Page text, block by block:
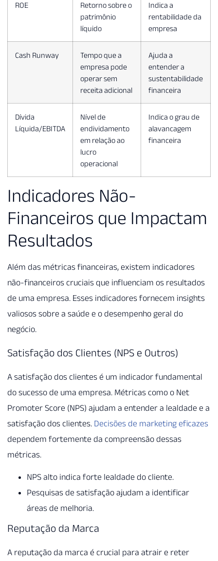
ROE
Retorno sobre o
patrimônio
líquido
Indica a
rentabilidade da
empresa
Cash Runway
Tempo que a
empresa pode
operar sem
receita adicional
Ajuda a
entender a
sustentabilidade
financeira
Dívida
Líquida/EBITDA
Nível de
endividamento
em relação ao
lucro
operacional
Indica o grau de
alavancagem
financeira
Indicadores Não-
Financeiros que Impactam
Resultados
Além das métricas financeiras, existem indicadores
não-financeiros cruciais que influenciam os resultados
de uma empresa. Esses indicadores fornecem insights
valiosos sobre a saúde e o desempenho geral do
negócio.
Satisfação dos Clientes (NPS e Outros)
A satisfação dos clientes é um indicador fundamental
do sucesso de uma empresa. Métricas como o Net
Promoter Score (NPS) ajudam a entender a lealdade e a
satisfação dos clientes. Decisões de marketing eficazes
dependem fortemente da compreensão dessas
métricas.
NPS alto indica forte lealdade do cliente.
Pesquisas de satisfação ajudam a identificar
áreas de melhoria.
Reputação da Marca
A reputação da marca é crucial para atrair e reter